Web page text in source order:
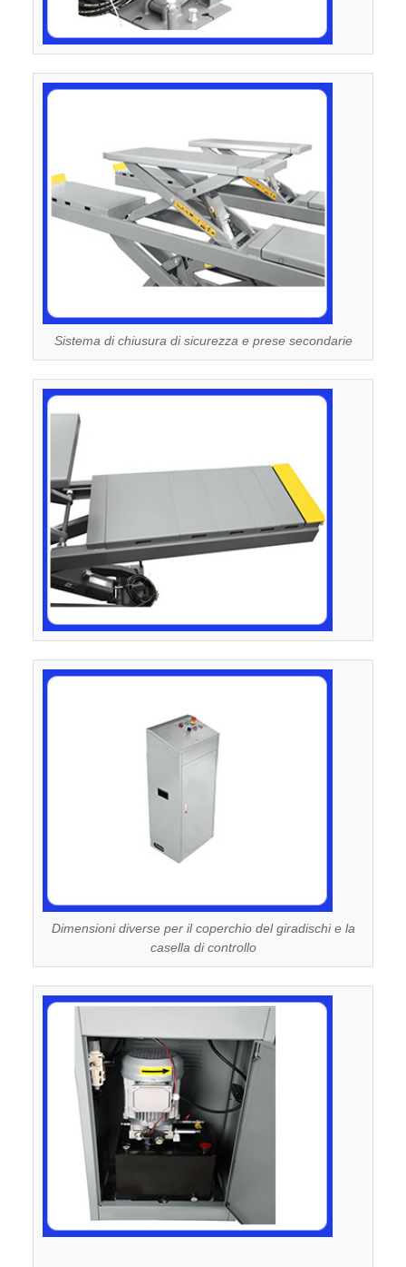
Sistema di chiusura di sicurezza e prese secondarie
Dimensioni diverse per il coperchio del giradischi e la
casella di controllo